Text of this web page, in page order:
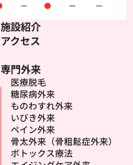
施設紹介
アクセス
専門外来
医療脱毛
糖尿病外来
ものわすれ外来
いびき外来
ペイン外来
骨太外来（骨粗鬆症外来）
ボトックス療法